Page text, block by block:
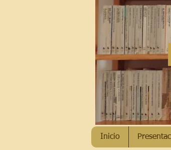
Inicio